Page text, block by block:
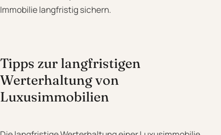
Immobilie langfristig sichern.
Tipps zur langfristigen
Werterhaltung von
Luxusimmobilien